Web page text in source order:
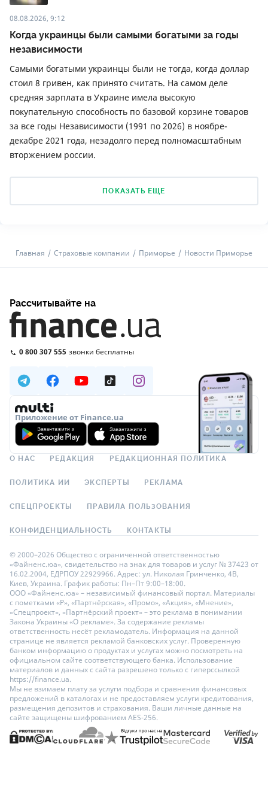
08.08.2026, 9:12
Когда украинцы были самыми богатыми за годы
независимости
Самыми богатыми украинцы были не тогда, когда доллар
стоил 8 гривен, как принято считать. На самом деле
средняя зарплата в Украине имела высокую
покупательную способность по базовой корзине товаров
за все годы Независимости (1991 по 2026) в ноябре-
декабре 2021 года, незадолго перед полномасштабным
вторжением россии.
ПОКАЗАТЬ ЕЩЕ
Главная Страховые компании Приморье Новости Приморье
Рассчитывайте на
0 800 307 555 звонки бесплатны
Приложение от Finance.ua
О НАС РЕДАКЦИЯ РЕДАКЦИОННАЯ ПОЛИТИКА
ПОЛИТИКА ИИ ЭКСПЕРТЫ РЕКЛАМА
СПЕЦПРОЕКТЫ ПРАВИЛА ПОЛЬЗОВАНИЯ
КОНФИДЕНЦИАЛЬНОСТЬ КОНТАКТЫ
© 2000–2026 Общество с ограниченной ответственностью
«Файненс.юа», свидетельство на знак для товаров и услуг № 37423 от
16.02.2004, ЕДРПОУ 22929966. Адрес: ул. Николая Гринченко, 4В,
Киев, Украина. График работы: Пн–Пт 9:00–18:00.
ООО «Файненс.юа» – независимый финансовый портал. Материалы
с пометками «Р», «Партнёрская», «Промо», «Акция», «Мнение»,
«Спецпроект», «Партнёрский проект» – это реклама в понимании
Закона Украины «О рекламе». За содержание рекламы
ответственность несёт рекламодатель. Информация на данной
странице не является рекламой банковских услуг. Проверенную
банком информацию о продуктах и услугах можно посмотреть на
официальном сайте соответствующего банка. Использование
материалов и данных с сайта разрешено только с гиперссылкой
https://finance.ua.
Мы не взимаем плату за услуги подбора и сравнения финансовых
предложений в каталогах и не предоставляем услуги кредитования,
размещения депозитов и страхования. Ваши личные данные на
сайте защищены шифрованием AES-256.